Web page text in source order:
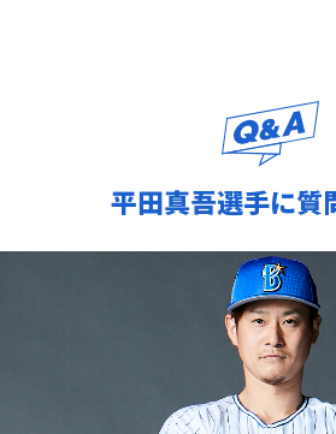
平田真吾選手に質